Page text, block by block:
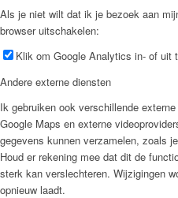
Als je niet wilt dat ik je bezoek aan
browser uitschakelen:
Klik om Google Analytics in- of uit
Andere externe diensten
Ik gebruiken ook verschillende
Google Maps en externe
gegevens kunnen verzamelen, zoals
Houd er rekening mee dat dit de
sterk kan verslechteren. Wijzigingen
opnieuw laadt.